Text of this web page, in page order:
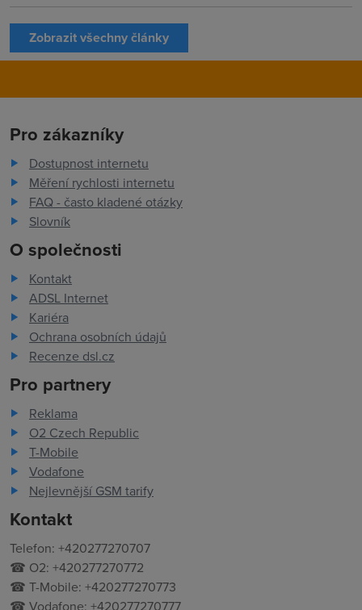
Zobrazit všechny články
Pro zákazníky
Dostupnost internetu
Měření rychlosti internetu
FAQ - často kladené otázky
Slovník
O společnosti
Kontakt
ADSL Internet
Kariéra
Ochrana osobních údajů
Recenze dsl.cz
Pro partnery
Reklama
O2 Czech Republic
T-Mobile
Vodafone
Nejlevnější GSM tarify
Kontakt
Telefon: +420277270707
☎ O2: +420277270772
☎ T-Mobile: +420277270773
☎ Vodafone: +420277270777